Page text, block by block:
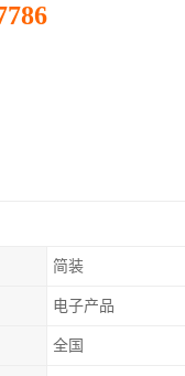
简装
电子产品
全国